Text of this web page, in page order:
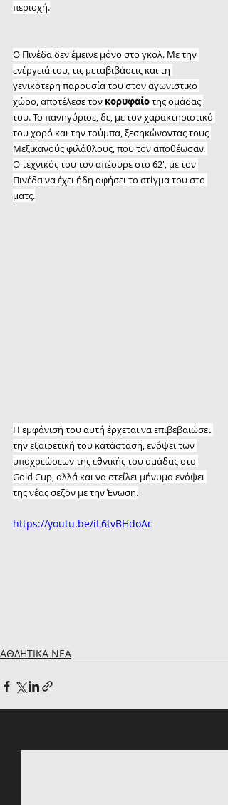
περιοχή.
Ο Πινέδα δεν έμεινε μόνο στο γκολ. Με την
ενέργειά του, τις μεταβιβάσεις και τη
γενικότερη παρουσία του στον αγωνιστικό
χώρο, αποτέλεσε τον κορυφαίο της ομάδας
του. Το πανηγύρισε, δε, με τον χαρακτηριστικό
του χορό και την τούμπα, ξεσηκώνοντας τους
Μεξικανούς φιλάθλους, που τον αποθέωσαν.
Ο τεχνικός του τον απέσυρε στο 62', με τον
Πινέδα να έχει ήδη αφήσει το στίγμα του στο
ματς.
Η εμφάνισή του αυτή έρχεται να επιβεβαιώσει
την εξαιρετική του κατάσταση, ενόψει των
υποχρεώσεων της εθνικής του ομάδας στο
Gold Cup, αλλά και να στείλει μήνυμα ενόψει
της νέας σεζόν με την Ένωση.
https://youtu.be/iL6tvBHdoAc
ΑΘΛΗΤΙΚΑ ΝΕΑ